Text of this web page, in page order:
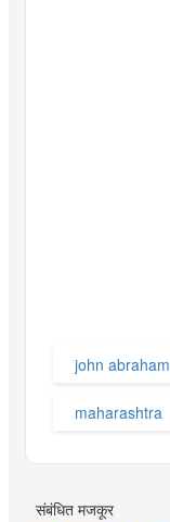
john abraham
maharashtra
संबंधित मजकूर